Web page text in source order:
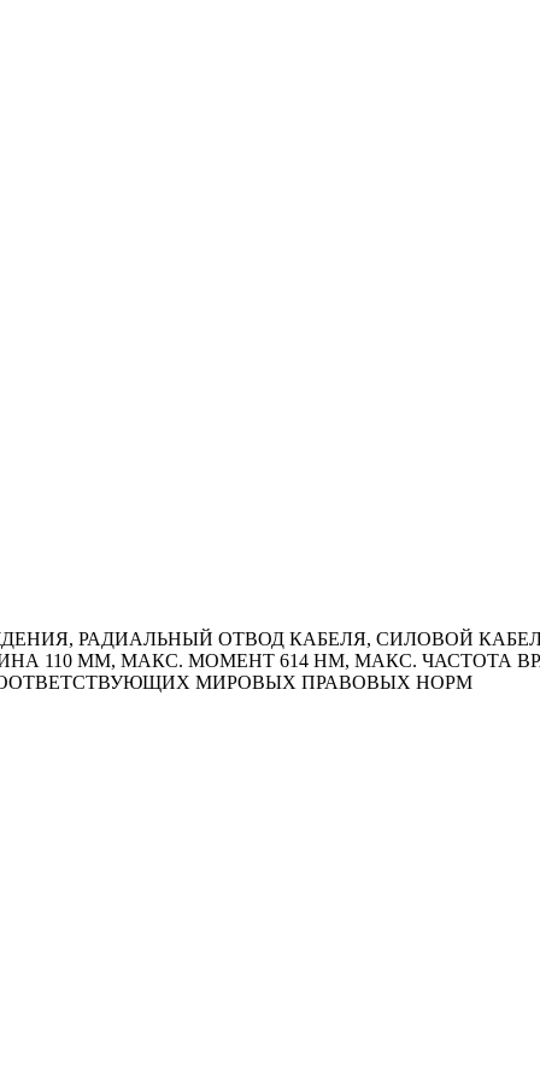
РАДИАЛЬНЫЙ ОТВОД КАБЕЛЯ, СИЛОВОЙ
110 ММ, МАКС. МОМЕНТ 614 HM, МАКС. ЧАСТОТА
МИРОВЫХ ПРАВОВЫХ НОРМ